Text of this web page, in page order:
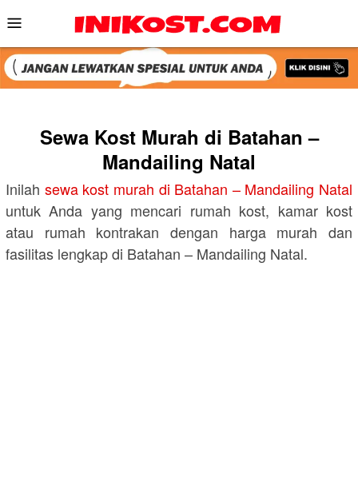
to
content
Mobile
Menu
Sewa Kost Murah di Batahan –
Mandailing Natal
Inilah sewa kost murah di Batahan – Mandailing Natal
untuk Anda yang mencari rumah kost, kamar kost
atau rumah kontrakan dengan harga murah dan
fasilitas lengkap di Batahan – Mandailing Natal.